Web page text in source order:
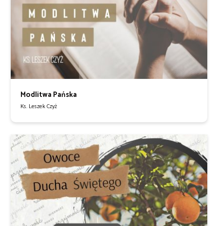
Modlitwa Pańska
Ks. Leszek Czyż